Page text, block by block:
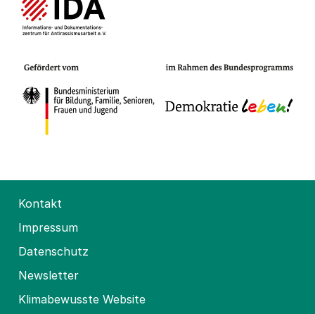
Kontakt
Impressum
Datenschutz
Newsletter
Klimabewusste Website